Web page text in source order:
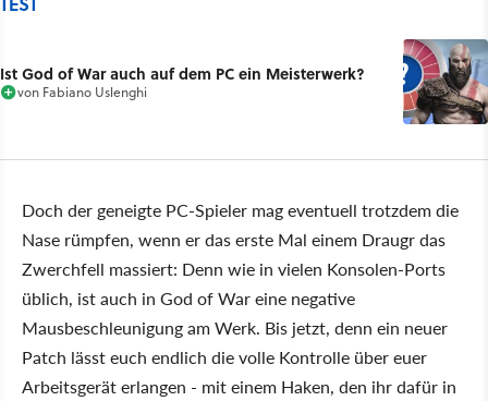
Ist God of War auch auf dem PC ein Meisterwerk?
von Fabiano Uslenghi
Doch der geneigte PC-Spieler mag eventuell trotzdem die
Nase rümpfen, wenn er das erste Mal einem Draugr das
Zwerchfell massiert: Denn wie in vielen Konsolen-Ports
üblich, ist auch in God of War eine negative
Mausbeschleunigung am Werk. Bis jetzt, denn ein neuer
Patch lässt euch endlich die volle Kontrolle über euer
Arbeitsgerät erlangen - mit einem Haken, den ihr dafür in